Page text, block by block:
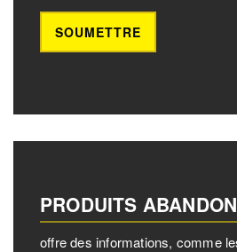
SOUMETTRE
PRODUITS
offre des informations, comme